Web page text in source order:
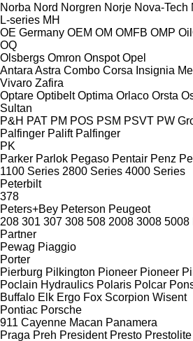
Norba Nord Norgren Norje Nova-Tech
L-series MH
OE Germany OEM OM OMFB OMP
OQ
Olsbergs Omron Onspot Opel
Antara Astra Combo Corsa Insignia
Vivaro Zafira
Optare Optibelt Optima Orlaco Orsta
Sultan
P&H PAT PM POS PSM PSVT PW
Palfinger Palift Palfinger
PK
Parker Parlok Pegaso Pentair Penz
1100 Series 2800 Series 4000 Series
Peterbilt
378
Peters+Bey Peterson Peugeot
208 301 307 308 508 2008 3008 5008
Partner
Pewag Piaggio
Porter
Pierburg Pilkington Pioneer Pioneer
Poclain Hydraulics Polaris Polcar
Buffalo Elk Ergo Fox Scorpion Wisent
Pontiac Porsche
911 Cayenne Macan Panamera
Praga Preh President Presto